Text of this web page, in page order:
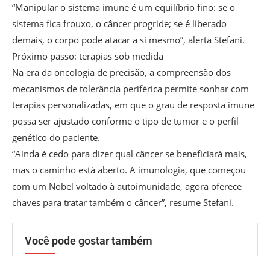
“Manipular o sistema imune é um equilíbrio fino: se o
sistema fica frouxo, o câncer progride; se é liberado
demais, o corpo pode atacar a si mesmo”, alerta Stefani.
Próximo passo: terapias sob medida
Na era da oncologia de precisão, a compreensão dos
mecanismos de tolerância periférica permite sonhar com
terapias personalizadas, em que o grau de resposta imune
possa ser ajustado conforme o tipo de tumor e o perfil
genético do paciente.
“Ainda é cedo para dizer qual câncer se beneficiará mais,
mas o caminho está aberto. A imunologia, que começou
com um Nobel voltado à autoimunidade, agora oferece
chaves para tratar também o câncer”, resume Stefani.
Você pode gostar também